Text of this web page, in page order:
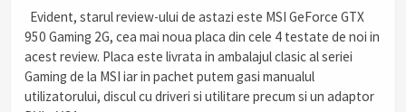
Evident, starul review-ului de astazi este MSI GeForce GTX
950 Gaming 2G, cea mai noua placa din cele 4 testate de noi in
acest review. Placa este livrata in ambalajul clasic al seriei
Gaming de la MSI iar in pachet putem gasi manualul
utilizatorului, discul cu driveri si utilitare precum si un adaptor